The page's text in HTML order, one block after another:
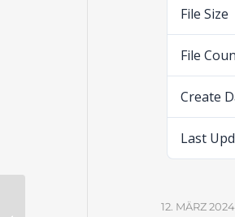
File Size
File
Create
Last
12. MÄRZ 2024